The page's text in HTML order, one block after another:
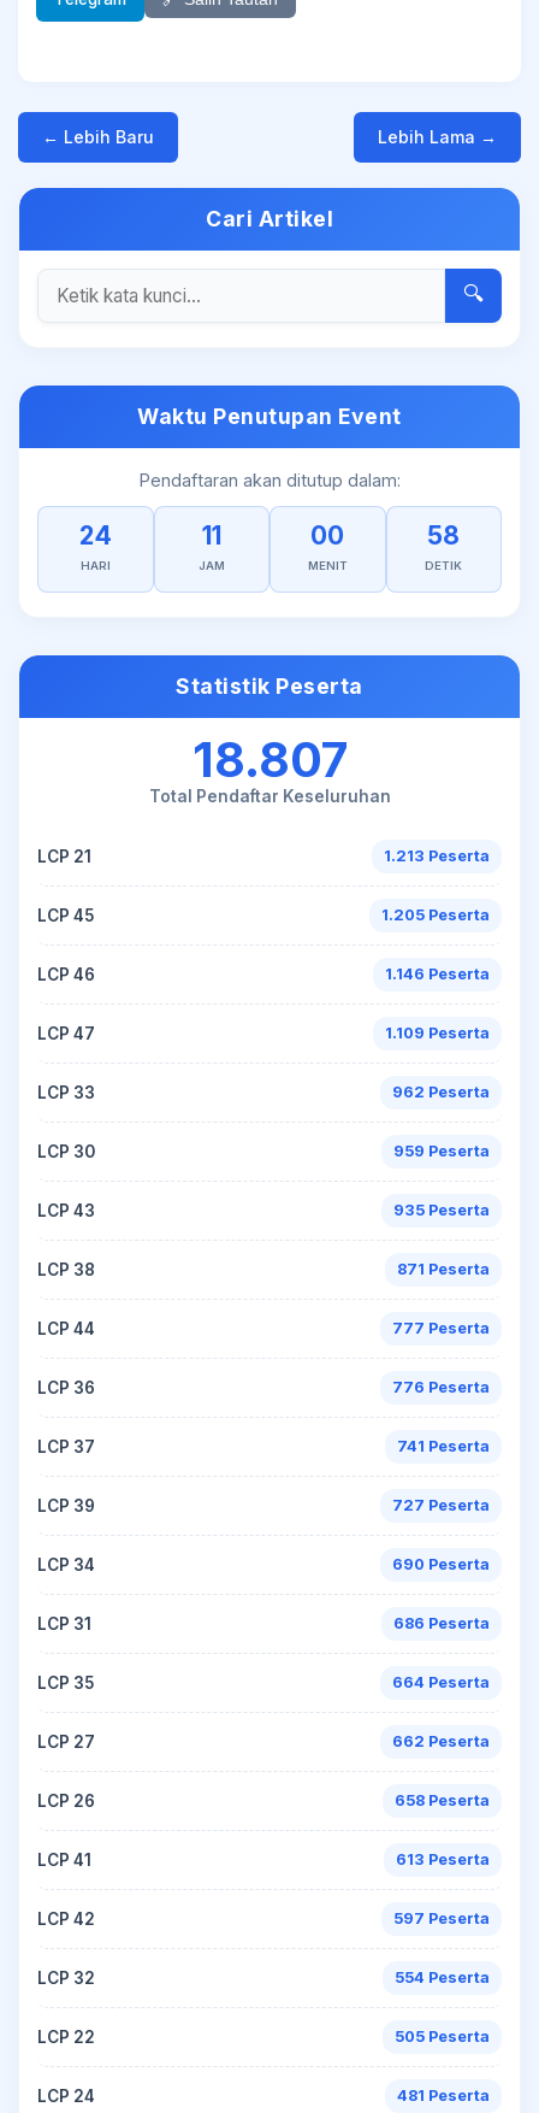
← Lebih Baru Lebih Lama →
Cari Artikel
🔍
Waktu Penutupan Event
Pendaftaran akan ditutup dalam:
24
HARI
11
JAM
00
MENIT
58
DETIK
Statistik Peserta
18.807
Total Pendaftar Keseluruhan
LCP 21 1.213 Peserta
LCP 45 1.205 Peserta
LCP 46 1.146 Peserta
LCP 47 1.109 Peserta
LCP 33 962 Peserta
LCP 30 959 Peserta
LCP 43 935 Peserta
LCP 38 871 Peserta
LCP 44 777 Peserta
LCP 36 776 Peserta
LCP 37 741 Peserta
LCP 39 727 Peserta
LCP 34 690 Peserta
LCP 31 686 Peserta
LCP 35 664 Peserta
LCP 27 662 Peserta
LCP 26 658 Peserta
LCP 41 613 Peserta
LCP 42 597 Peserta
LCP 32 554 Peserta
LCP 22 505 Peserta
LCP 24 481 Peserta